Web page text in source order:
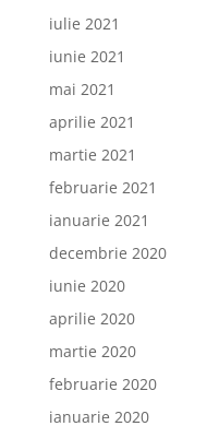
iulie 2021
iunie 2021
mai 2021
aprilie 2021
martie 2021
februarie 2021
ianuarie 2021
decembrie 2020
iunie 2020
aprilie 2020
martie 2020
februarie 2020
ianuarie 2020